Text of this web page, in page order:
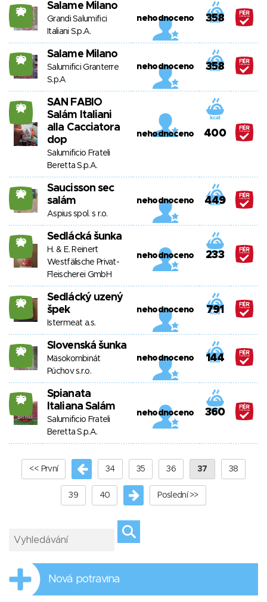
20 Salame Milano
Grandi Salumifici
Italiani S.p.A.
nehodnoceno 358
20 Salame Milano
Salumifici Granterre
S.p.A
nehodnoceno 358
20
SAN FABIO
Salám Italiani
alla Cacciatora
dop
Salumificio Frateli
Beretta S.p.A.
nehodnoceno 400
20
Saucisson sec
salám
Aspius spol. s r.o.
nehodnoceno 449
20 Sedlácká šunka
H. & E. Reinert
Westfälische Privat-
Fleischerei GmbH
nehodnoceno 233
20
Sedlácký uzený
špek
Istermeat a.s.
nehodnoceno 791
20 Slovenská šunka
Mäsokombinát
Púchov s.r.o.
nehodnoceno 144
20
Spianata
Italiana Salám
Salumificio Frateli
Beretta S.p.A.
nehodnoceno 360
<< První 34 35 36 37 38
39 40 Poslední >>
Nová potravina